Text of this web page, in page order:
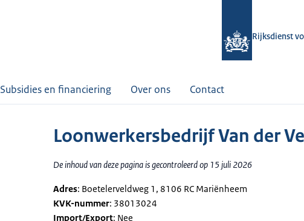
Rijksdienst
Subsidies en financiering Over ons Contact
Loonwerkersbedrijf Van der
De inhoud van deze pagina is gecontroleerd op 15 juli 2026
Adres: Boetelerveldweg 1, 8106 RC Mariënheem
KVK-nummer: 38013024
Import/Export: Nee